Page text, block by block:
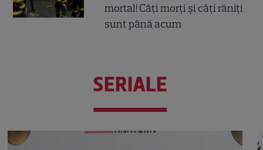
mortal! Câți morți și câți răniți
sunt până acum
SERIALE